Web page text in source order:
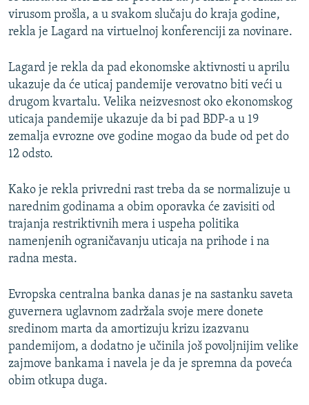
virusom prošla, a u svakom slučaju do kraja godine,
rekla je Lagard na virtuelnoj konferenciji za novinare.
Lagard je rekla da pad ekonomske aktivnosti u aprilu
ukazuje da će uticaj pandemije verovatno biti veći u
drugom kvartalu. Velika neizvesnost oko ekonomskog
uticaja pandemije ukazuje da bi pad BDP-a u 19
zemalja evrozne ove godine mogao da bude od pet do
12 odsto.
Kako je rekla privredni rast treba da se normalizuje u
narednim godinama a obim oporavka će zavisiti od
trajanja restriktivnih mera i uspeha politika
namenjenih ograničavanju uticaja na prihode i na
radna mesta.
Evropska centralna banka danas je na sastanku saveta
guvernera uglavnom zadržala svoje mere donete
sredinom marta da amortizuju krizu izazvanu
pandemijom, a dodatno je učinila još povoljnijim velike
zajmove bankama i navela je da je spremna da poveća
obim otkupa duga.